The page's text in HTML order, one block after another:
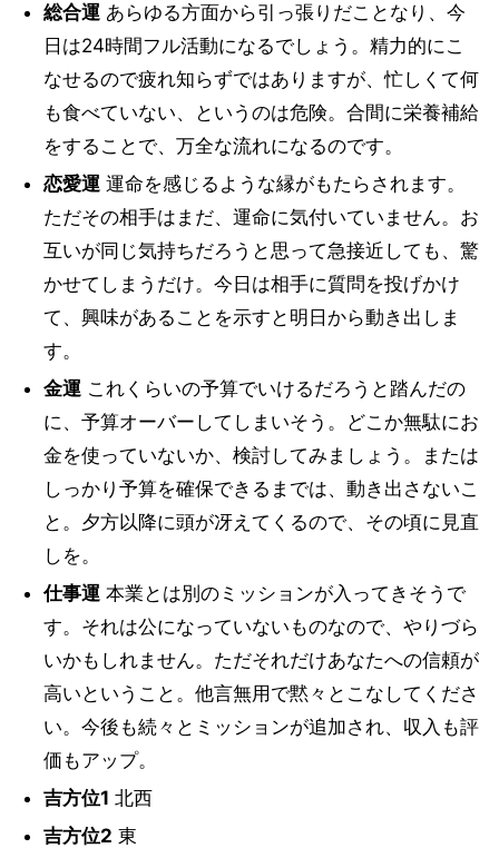
総合運あらゆる方面から引っ張りだことなり、今
日は24時間フル活動になるでしょう。精力的にこ
なせるので疲れ知らずではありますが、忙しくて何
も食べていない、というのは危険。合間に栄養補給
をすることで、万全な流れになるのです。
恋愛運運命を感じるような縁がもたらされます。
ただその相手はまだ、運命に気付いていません。お
互いが同じ気持ちだろうと思って急接近しても、驚
かせてしまうだけ。今日は相手に質問を投げかけ
て、興味があることを示すと明日から動き出しま
す。
金運これくらいの予算でいけるだろうと踏んだの
に、予算オーバーしてしまいそう。どこか無駄にお
金を使っていないか、検討してみましょう。または
しっかり予算を確保できるまでは、動き出さないこ
と。夕方以降に頭が冴えてくるので、その頃に見直
しを。
仕事運本業とは別のミッションが入ってきそうで
す。それは公になっていないものなので、やりづら
いかもしれません。ただそれだけあなたへの信頼が
高いということ。他言無用で黙々とこなしてくださ
い。今後も続々とミッションが追加され、収入も評
価もアップ。
吉方位1 北西
吉方位2 東